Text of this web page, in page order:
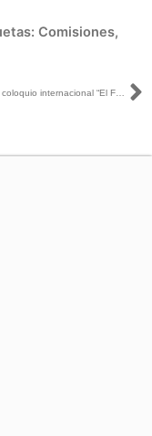
Comisiones,
Invitación al coloquio internacional “El Futuro de la Democracia”